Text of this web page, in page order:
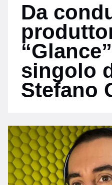
Da
singolo
Stefano